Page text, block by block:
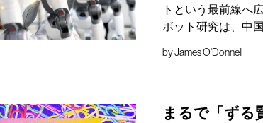
トという最前線へ
ボット研究は、中
byJames O'Donnell
まるで「ずる